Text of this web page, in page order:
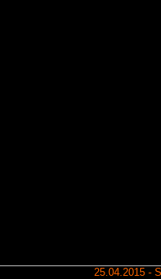
25.04.2015 -